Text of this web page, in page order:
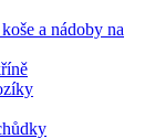
a nádoby na